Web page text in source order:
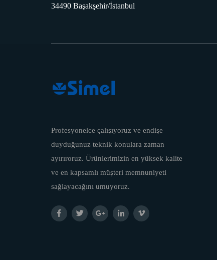
34490 Başakşehir/İstanbul
Profesyonelce çalışıyoruz ve endişe
duyduğunuz teknik konulara zaman
ayırıroruz. Ürünlerimizin en yüksek kalite
ve en kapsamlı müşteri memnuniyeti
sağlayacağını umuyoruz.